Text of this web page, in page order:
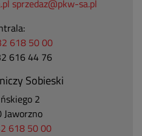
sprzedaz@pkw-sa.pl
618 50 00
616 44 76
Sobieski
2
618 50 00